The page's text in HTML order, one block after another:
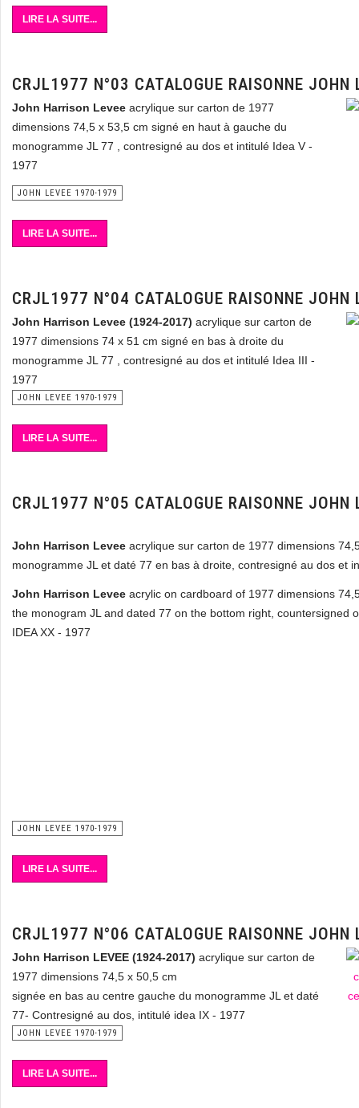
LIRE LA SUITE...
CRJL1977 N°03 CATALOGUE RAISONNE JOHN
John Harrison Levee acrylique sur carton de 1977
dimensions 74,5 x 53,5 cm signé en haut à gauche du
monogramme JL 77 , contresigné au dos et intitulé Idea V -
1977
JOHN LEVEE 1970-1979
LIRE LA SUITE...
CRJL1977 N°04 CATALOGUE RAISONNE JOHN
John Harrison Levee (1924-2017) acrylique sur carton de
1977 dimensions 74 x 51 cm signé en bas à droite du
monogramme JL 77 , contresigné au dos et intitulé Idea III -
1977
JOHN LEVEE 1970-1979
LIRE LA SUITE...
CRJL1977 N°05 CATALOGUE RAISONNE JOHN
John Harrison Levee acrylique sur carton de 1977 dimensions
monogramme JL et daté 77 en bas à droite, contresigné au dos et
John Harrison Levee acrylic on cardboard of 1977 dimensions
the monogram JL and dated 77 on the bottom right, countersigned
IDEA XX - 1977
JOHN LEVEE 1970-1979
LIRE LA SUITE...
CRJL1977 N°06 CATALOGUE RAISONNE JOHN
John Harrison LEVEE (1924-2017) acrylique sur carton de
1977 dimensions 74,5 x 50,5 cm
signée en bas au centre gauche du monogramme JL et daté
77- Contresigné au dos, intitulé idea IX - 1977
JOHN LEVEE 1970-1979
LIRE LA SUITE...